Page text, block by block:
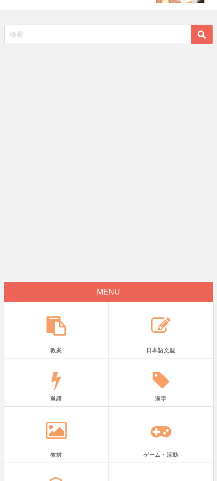
MENU
教案 日本語文型
単語 漢字
教材 ゲーム・活動